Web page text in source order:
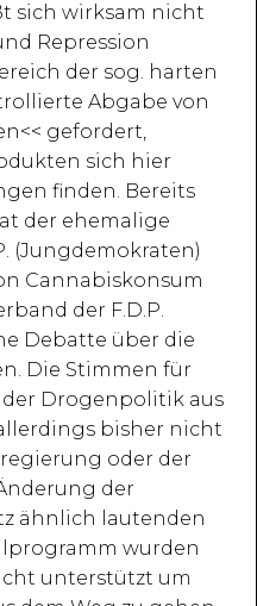
sich wirksam nicht
Repression
der sog. harten
Abgabe von
gefordert,
sich hier
finden. Bereits
der ehemalige
(Jungdemokraten)
Cannabiskonsum
der F.D.P.
Debatte über die
Die Stimmen für
Drogenpolitik aus
bisher nicht
oder der
der
ähnlich lautenden
wurden
unterstützt um